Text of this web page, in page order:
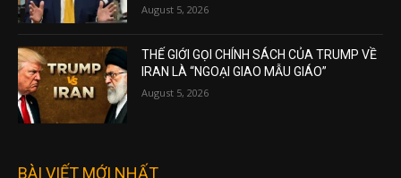
August 5, 2026
THẾ GIỚI GỌI CHÍNH SÁCH CỦA TRUMP VỀ
IRAN LÀ “NGOẠI GIAO MẪU GIÁO”
August 5, 2026
BÀI VIẾT MỚI NHẤT